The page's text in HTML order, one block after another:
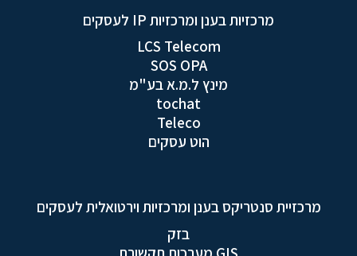
מרכזיות בענן ומרכזיות IP לעסקים
LCS Telecom
SOS OPA
מינץ ל.מ.א בע"מ
tochat
Teleco
הוט עסקים
מרכזיית סנטריקס בענן ומרכזיות וירטואלית לעסקים
בזק